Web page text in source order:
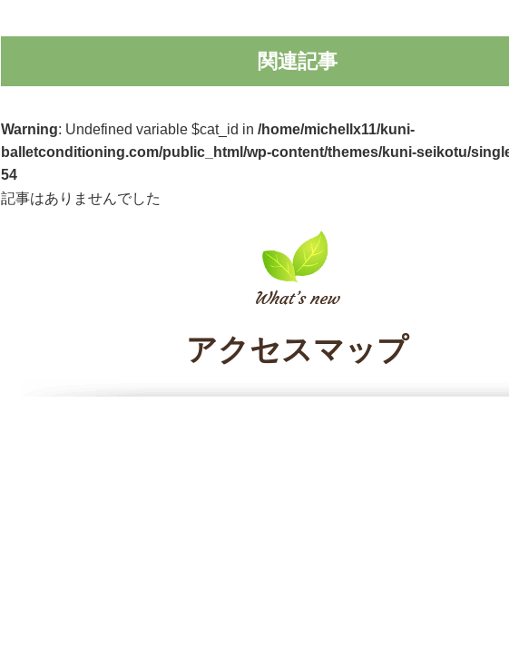
関連記事
Warning: Undefined variable $cat_id in /home/michellx11/kuni-
balletconditioning.com/public_html/wp-content/themes/kuni-seikotu/
54
記事はありませんでした
アクセスマップ